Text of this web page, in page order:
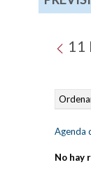
11
Agenda
No hay